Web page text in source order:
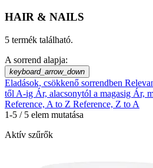
HAIR & NAILS
5 termék található.
A sorrend alapja:
keyboard_arrow_down
Eladások, csökkenő sorrendben
től A-ig Ár, alacsonytól a magasig Ár,
Reference, A to Z Reference, Z to A
1-5 / 5 elem mutatása
Aktív szűrők